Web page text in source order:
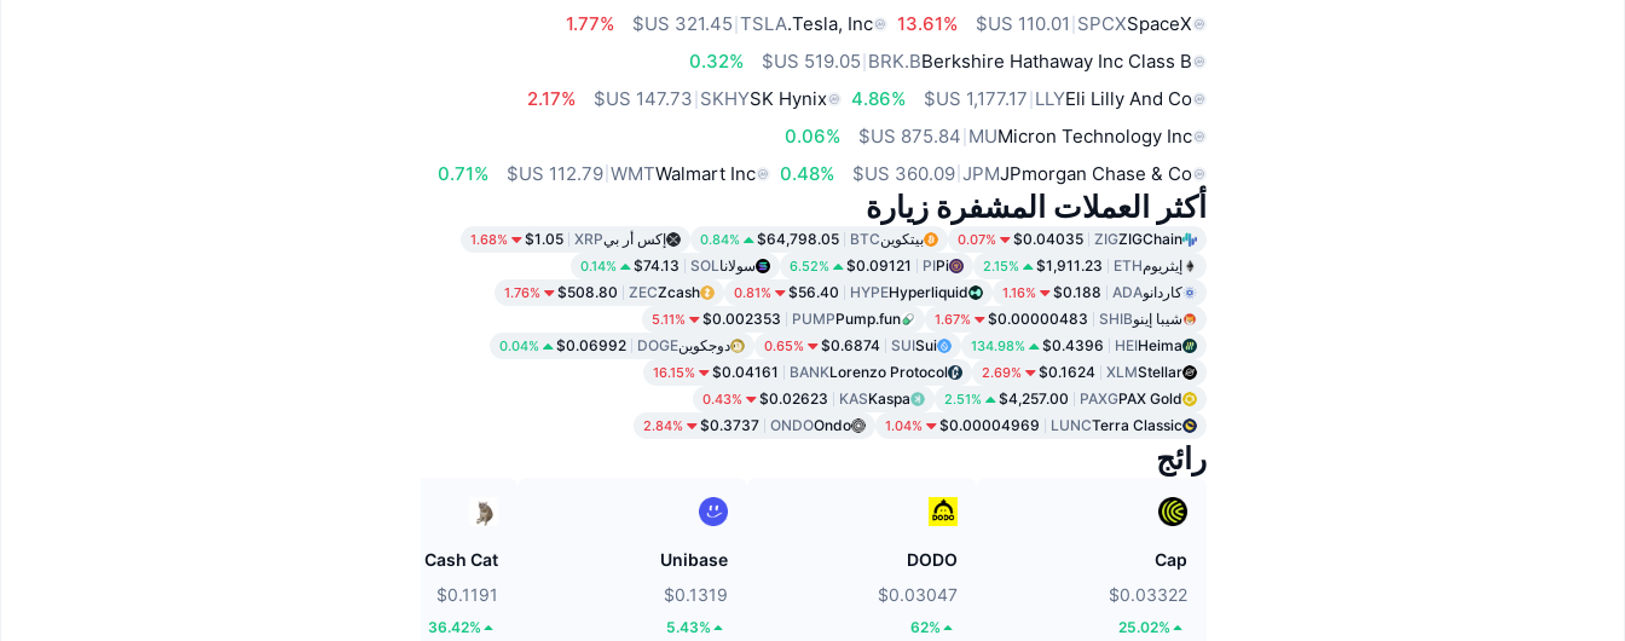
SpaceX
SPCX
13.61%
Tesla, Inc.
TSLA
1.77%
Berkshire Hathaway Inc Class B
BRK.B
0.32%
Eli Lilly And Co
LLY
4.86%
SK Hynix
SKHY
2.17%
Micron Technology Inc
MU
0.06%
JPmorgan Chase & Co
JPM
‏360.09 US$
0.48%
Walmart Inc
WMT
‏112.79 US$
0.71%
أكثر العملات المشفرة زيارة
ZIGChain
ZIG
$0.04035
0.07% بيتكوينBTC
$64,798.05
0.84% إكس أر بيXRP
$1.05
1.68%
إيثريومETH
$1,911.23
2.15%
Pi
PI
$0.09121
6.52% سولانا SOL
$74.13
0.14%
كاردانوADA
$0.188
1.16%
Hyperliquid
HYPE
$56.40
0.81%
Zcash
ZEC
$508.80
1.76%
شيبا إينوSHIB
$0.00000483
1.67%
Pump.fun
PUMP
$0.002353
5.11%
Heima
HEI
$0.4396
134.98%
Sui
SUI
$0.6874
0.65% دوجكوينDOGE
$0.06992
0.04%
Stellar
XLM
$0.1624
2.69%
Lorenzo Protocol
BANK
$0.04161
16.15%
PAX Gold
PAXG
$4,257.00
2.51%
Kaspa
KAS
$0.02623
0.43%
Terra Classic
LUNC
$0.00004969
1.04%
Ondo
ONDO
$0.3737
2.84%
رائج
Cap
$0.03322
25.02%
DODO
$0.03047
62%
Unibase
$0.1319
5.43%
Cash Cat
$0.1191
36.42%